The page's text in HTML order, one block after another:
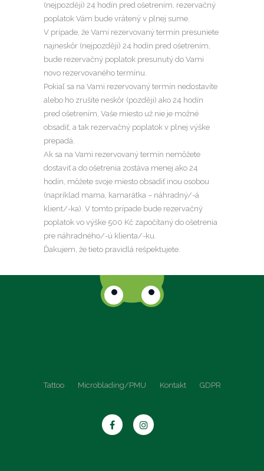
(nejpozději) 24 hodín pred ošetrením, rezervačný
poplatok Vám bude vrátený v plnej sume.
V prípade, že Vami rezervovaný termín presuniete
najneskôr (nejpozději) 24 hodín pred ošetrením,
bude rezervačný poplatok presunutý do Vami
novo rezervovaného termínu.
Pokiaľ sa na Vami rezervovaný termín nedostavíte
alebo ho zrušíte neskôr (později) ako 24 hodín
pred ošetrením, Vaše miesto už nie je možné
obsadiť, a tak rezervačný poplatok v plnej výške
prepadá.
Ak sa na Vami rezervovaný termín nemôžete
dostaviť a do ošetrenia zostáva menej ako 24
hodín, môžete svoje miesto obsadiť inou osobou
(napríklad mama, kamarátka – náhradný/-á
klient/-ka). V tomto prípade bude rezervačný
poplatok vo výške 500 Kč započítaný do ošetrenia
pre náhradného/-ú klienta/-ku.
Ďakujem, že tieto pravidlá rešpektujete.
Tattoo Microblading/PMU Kontakt GDPR